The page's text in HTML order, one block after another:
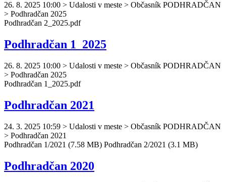
26. 8. 2025 10:00 > Udalosti v meste > Občasník PODHRADČAN
> Podhradčan 2025
Podhradčan 2_2025.pdf
Podhradčan 1_2025
26. 8. 2025 10:00 > Udalosti v meste > Občasník PODHRADČAN
> Podhradčan 2025
Podhradčan 1_2025.pdf
Podhradčan 2021
24. 3. 2025 10:59 > Udalosti v meste > Občasník PODHRADČAN
> Podhradčan 2021
Podhradčan 1/2021 (7.58 MB) Podhradčan 2/2021 (3.1 MB)
Podhradčan 2020